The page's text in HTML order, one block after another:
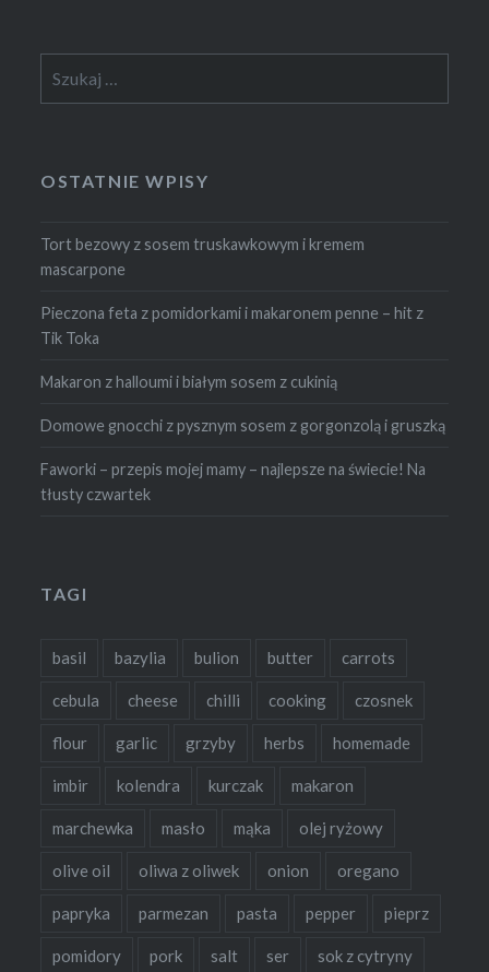
OSTATNIE WPISY
Tort bezowy z sosem truskawkowym i kremem
mascarpone
Pieczona feta z pomidorkami i makaronem penne – hit z
Tik Toka
Makaron z halloumi i białym sosem z cukinią
Domowe gnocchi z pysznym sosem z gorgonzolą i gruszką
Faworki – przepis mojej mamy – najlepsze na świecie! Na
tłusty czwartek
TAGI
basil bazylia bulion butter carrots
cebula cheese chilli cooking czosnek
flour garlic grzyby herbs homemade
imbir kolendra kurczak makaron
marchewka masło mąka olej ryżowy
olive oil oliwa z oliwek onion oregano
papryka parmezan pasta pepper pieprz
pomidory pork salt ser sok z cytryny